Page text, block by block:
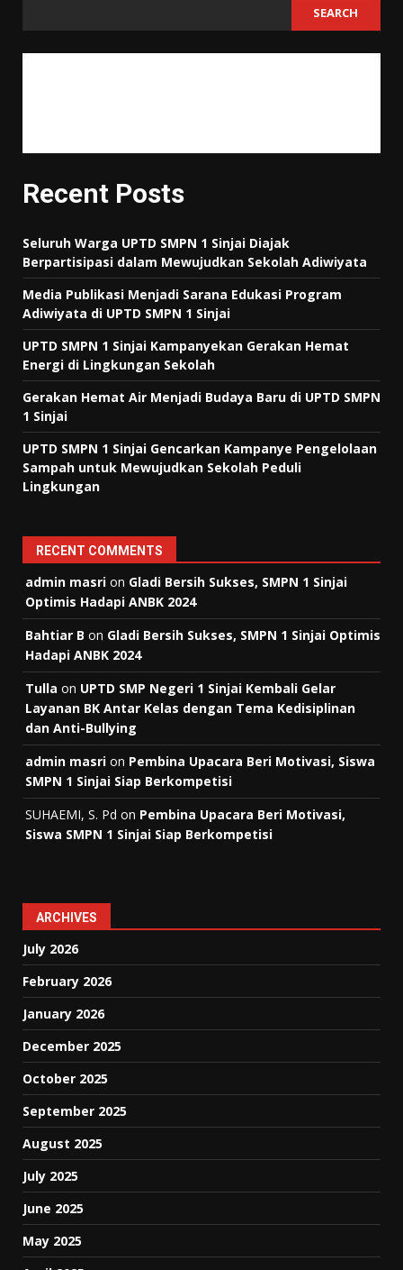
SEARCH
Recent Posts
Seluruh Warga UPTD SMPN 1 Sinjai Diajak
Berpartisipasi dalam Mewujudkan Sekolah Adiwiyata
Media Publikasi Menjadi Sarana Edukasi Program
Adiwiyata di UPTD SMPN 1 Sinjai
UPTD SMPN 1 Sinjai Kampanyekan Gerakan Hemat
Energi di Lingkungan Sekolah
Gerakan Hemat Air Menjadi Budaya Baru di UPTD SMPN
1 Sinjai
UPTD SMPN 1 Sinjai Gencarkan Kampanye Pengelolaan
Sampah untuk Mewujudkan Sekolah Peduli
Lingkungan
RECENT COMMENTS
admin masri on Gladi Bersih Sukses, SMPN 1 Sinjai
Optimis Hadapi ANBK 2024
Bahtiar B on Gladi Bersih Sukses, SMPN 1 Sinjai Optimis
Hadapi ANBK 2024
Tulla on UPTD SMP Negeri 1 Sinjai Kembali Gelar
Layanan BK Antar Kelas dengan Tema Kedisiplinan
dan Anti-Bullying
admin masri on Pembina Upacara Beri Motivasi, Siswa
SMPN 1 Sinjai Siap Berkompetisi
SUHAEMI, S. Pd on Pembina Upacara Beri Motivasi,
Siswa SMPN 1 Sinjai Siap Berkompetisi
ARCHIVES
July 2026
February 2026
January 2026
December 2025
October 2025
September 2025
August 2025
July 2025
June 2025
May 2025